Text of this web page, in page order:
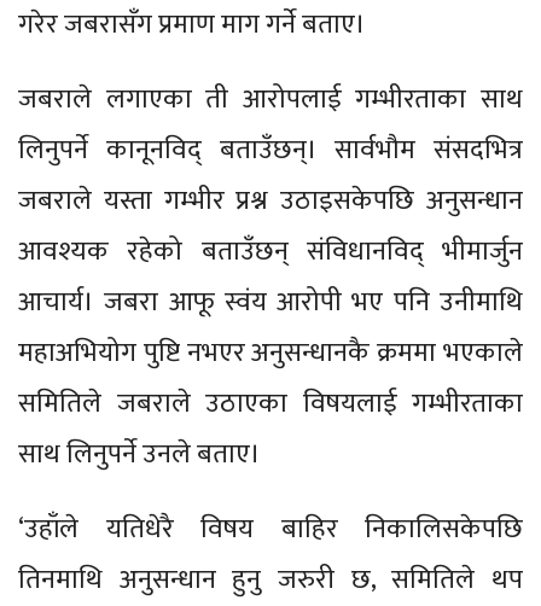
गरेर जबरासँग प्रमाण माग गर्ने बताए।
जबराले लगाएका ती आरोपलाई गम्भीरताका साथ
लिनुपर्ने कानूनविद् बताउँछन्। सार्वभौम संसदभित्र
जबराले यस्ता गम्भीर प्रश्न उठाइसकेपछि अनुसन्धान
आवश्यक रहेको बताउँछन् संविधानविद् भीमार्जुन
आचार्य। जबरा आफू स्वंय आरोपी भए पनि उनीमाथि
महाअभियोग पुष्टि नभएर अनुसन्धानकै क्रममा भएकाले
समितिले जबराले उठाएका विषयलाई गम्भीरताका
साथ लिनुपर्ने उनले बताए।
‘उहाँले यतिधेरै विषय बाहिर निकालिसकेपछि
तिनमाथि अनुसन्धान हुनु जरुरी छ, समितिले थप